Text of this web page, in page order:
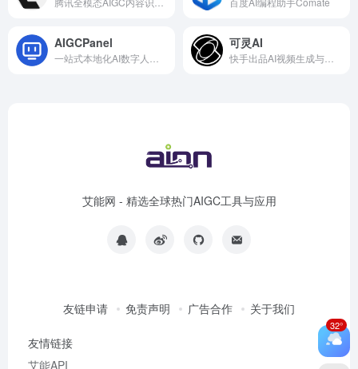
AIGCPanel 可灵AI
艾能网 - 精选全球热门AIGC工具与应用
友链申请 免责声明 广告合作 关于我们
友情链接
艾能API
32°